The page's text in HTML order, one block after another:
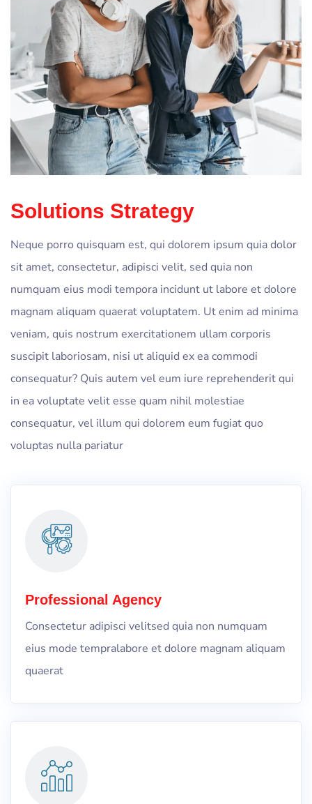
Solutions Strategy
Neque porro quisquam est, qui dolorem ipsum quia dolor
sit amet, consectetur, adipisci velit, sed quia non
numquam eius modi tempora incidunt ut labore et dolore
magnam aliquam quaerat voluptatem. Ut enim ad minima
veniam, quis nostrum exercitationem ullam corporis
suscipit laboriosam, nisi ut aliquid ex ea commodi
consequatur? Quis autem vel eum iure reprehenderit qui
in ea voluptate velit esse quam nihil molestiae
consequatur, vel illum qui dolorem eum fugiat quo
voluptas nulla pariatur
Professional Agency
Consectetur adipisci velitsed quia non numquam
eius mode tempralabore et dolore magnam aliquam
quaerat